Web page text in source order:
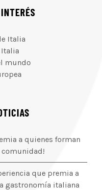
Italia
Italia
mundo
a quienes forman
comunidad!
que premia a
gastronomía italiana